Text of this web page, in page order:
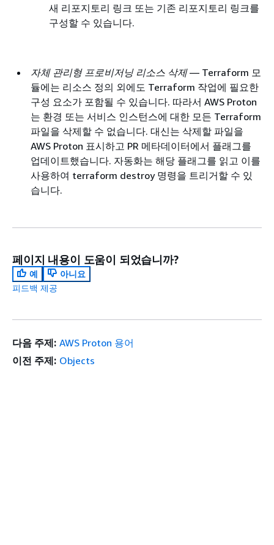
새 리포지토리 링크 또는 기존 리포지토리 링크를
구성할 수 있습니다.
자체 관리형 프로비저닝 리소스 삭제— Terraform 모
듈에는 리소스 정의 외에도 Terraform 작업에 필요한
구성 요소가 포함될 수 있습니다. 따라서 AWS Proton
는 환경 또는 서비스 인스턴스에 대한 모든 Terraform
파일을 삭제할 수 없습니다. 대신는 삭제할 파일을
AWS Proton 표시하고 PR 메타데이터에서 플래그를
업데이트했습니다. 자동화는 해당 플래그를 읽고 이를
사용하여 terraform destroy 명령을 트리거할 수 있
습니다.
페이지 내용이 도움이 되었습니까?
예
아니요
피드백 제공
다음 주제: AWS Proton 용어
이전 주제: Objects